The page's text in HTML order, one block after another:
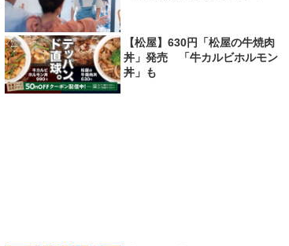
【松屋】630円「松屋の牛焼肉
丼」発売 「牛カルビホルモン
丼」も